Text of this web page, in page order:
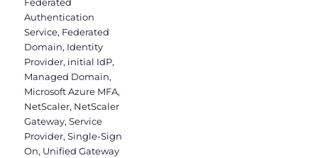
Authentication
Service, Federated
Domain, Identity
Provider, initial IdP,
Managed Domain,
Microsoft Azure MFA,
NetScaler, NetScaler
Gateway,Service
Provider,Single-Sign
On, Unified Gateway